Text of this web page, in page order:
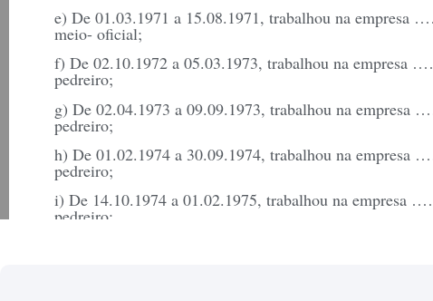
e) De 01.03.1971 a 15.08.1971, trabalhou na
meio- oficial;
f) De 02.10.1972 a 05.03.1973, trabalhou na
pedreiro;
g) De 02.04.1973 a 09.09.1973, trabalhou na
pedreiro;
h) De 01.02.1974 a 30.09.1974, trabalhou na
pedreiro;
i) De 14.10.1974 a 01.02.1975, trabalhou na
pedreiro;